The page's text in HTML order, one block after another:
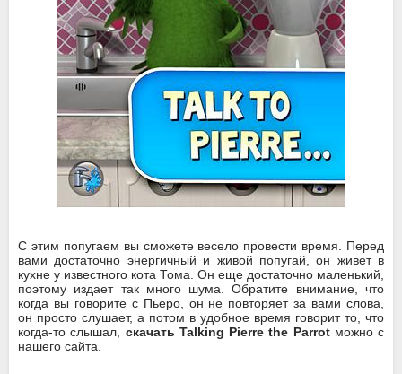
C этим попугаем вы сможете весело провести время. Перед
вами достаточно энергичный и живой попугай, он живет в
кухне у известного кота Тома. Он еще достаточно маленький,
поэтому издает так много шума. Обратите внимание, что
когда вы говорите с Пьеро, он не повторяет за вами слова,
он просто слушает, а потом в удобное время говорит то, что
когда-то слышал, скачать Talking Pierre the Parrotможно с
нашего сайта.